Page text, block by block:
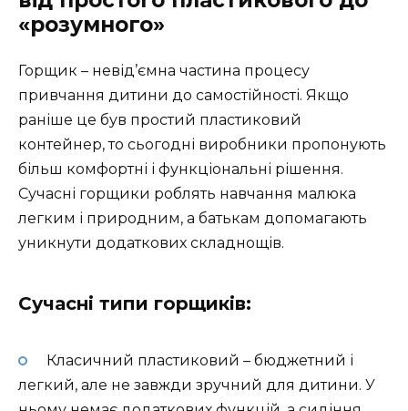
«розумного»
Горщик – невід’ємна частина процесу
привчання дитини до самостійності. Якщо
раніше це був простий пластиковий
контейнер, то сьогодні виробники пропонують
більш комфортні і функціональні рішення.
Сучасні горщики роблять навчання малюка
легким і природним, а батькам допомагають
уникнути додаткових складнощів.
Сучасні типи горщиків:
Класичний пластиковий – бюджетний і
легкий, але не завжди зручний для дитини. У